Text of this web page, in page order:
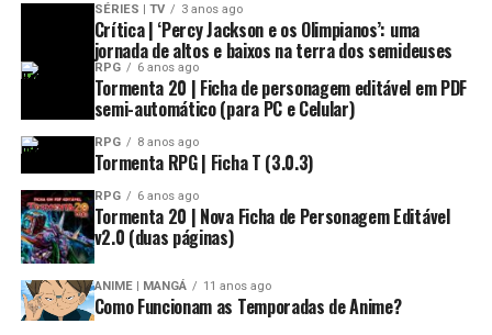
SÉRIES | TV 3 anos ago
Crítica | ‘Percy Jackson e os Olimpianos’: uma
jornada de altos e baixos na terra dos semideuses
RPG 6 anos ago
Tormenta 20 | Ficha de personagem editável em PDF
semi-automático (para PC e Celular)
RPG 8 anos ago
Tormenta RPG | Ficha T (3.0.3)
RPG 6 anos ago
Tormenta 20 | Nova Ficha de Personagem Editável
v2.0 (duas páginas)
ANIME | MANGÁ 11 anos ago
Como Funcionam as Temporadas de Anime?